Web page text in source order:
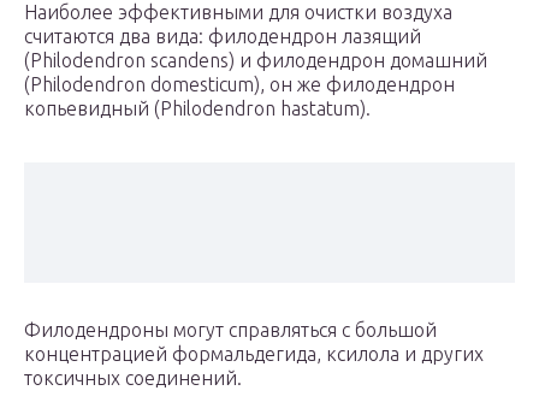
Наиболее эффективными для очистки воздуха
считаются два вида: филодендрон лазящий
(Philodendron scandens) и филодендрон домашний
(Philodendron domesticum), он же филодендрон
копьевидный (Philodendron hastatum).
Филодендроны могут справляться с большой
концентрацией формальдегида, ксилола и других
токсичных соединений.